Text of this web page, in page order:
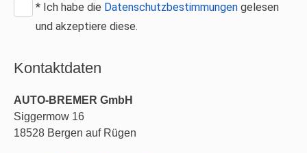
* Ich habe die Datenschutzbestimmungen gelesen
und akzeptiere diese.
Kontaktdaten
AUTO-BREMER GmbH
Siggermow 16
18528 Bergen auf Rügen